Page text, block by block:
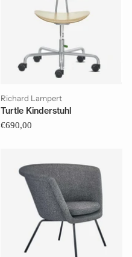
Richard Lampert
Turtle Kinderstuhl
€690,00